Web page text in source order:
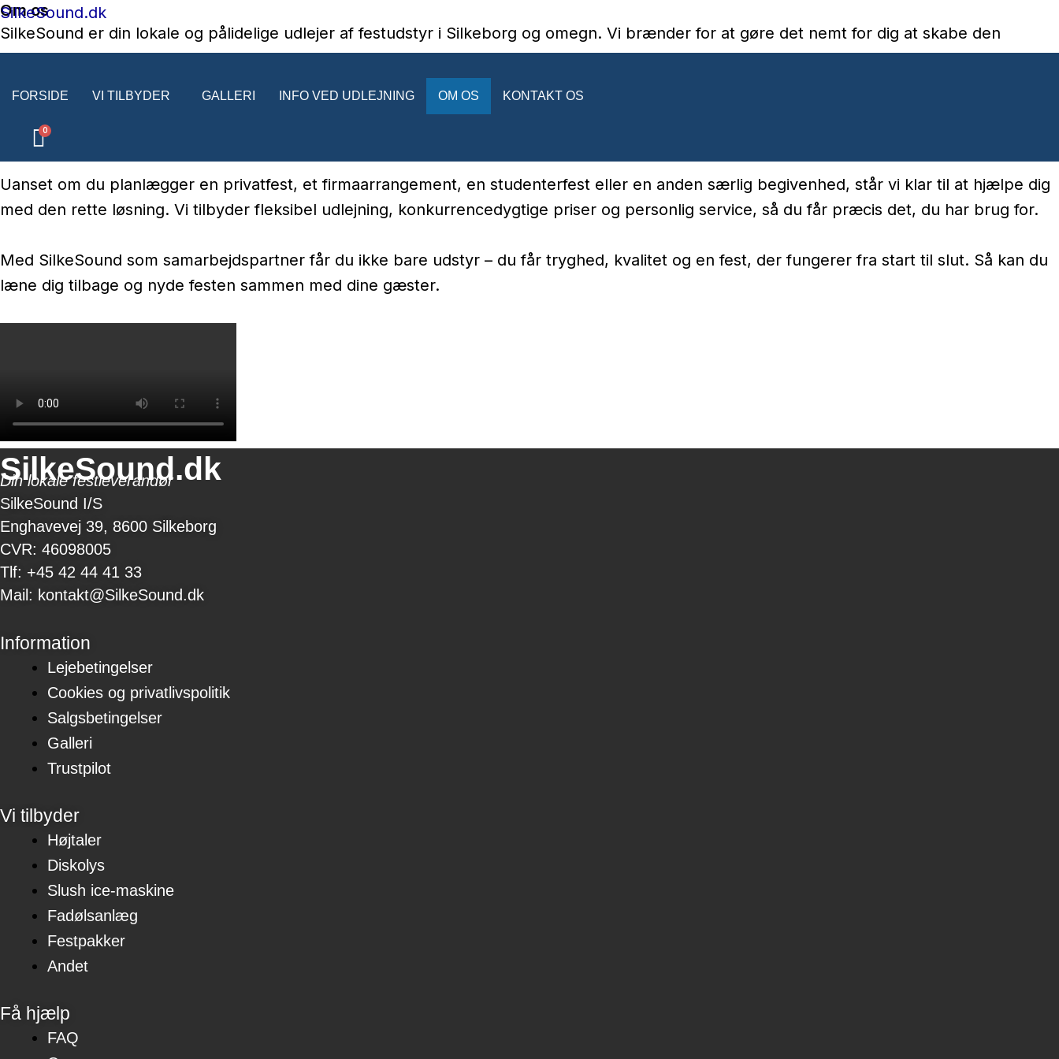
Gå
til
SilkeSound.dk
FORSIDE VI TILBYDER GALLERI INFO VED UDLEJNING OM OS KONTAKT OS
Om os
SilkeSound er din lokale og pålidelige udlejer af festudstyr i Silkeborg og omegn. Vi brænder for at gøre det nemt for dig at skabe den
perfekte fest – uanset størrelse og anledning.
sætter prikken over i’et. Vi sørger for, at udstyret er i topstand og klar til brug, så du slipper for bekymringer og tekniske udfordringer.
Uanset om du planlægger en privatfest, et firmaarrangement, en studenterfest eller en anden særlig begivenhed, står vi klar til at hjælpe dig
med den rette løsning. Vi tilbyder fleksibel udlejning, konkurrencedygtige priser og personlig service, så du får præcis det, du har brug for.
Med SilkeSound som samarbejdspartner får du ikke bare udstyr – du får tryghed, kvalitet og en fest, der fungerer fra start til slut. Så kan du
læne dig tilbage og nyde festen sammen med dine gæster.
SilkeSound.dk
Din lokale festleverandør
SilkeSound I/S
Enghavevej 39, 8600 Silkeborg
CVR: 46098005
Tlf: +45 42 44 41 33
Mail: kontakt@SilkeSound.dk
Information
Lejebetingelser
Cookies og privatlivspolitik
Salgsbetingelser
Galleri
Trustpilot
Vi tilbyder
Højtaler
Diskolys
Slush ice-maskine
Fadølsanlæg
Festpakker
Andet
Få hjælp
FAQ